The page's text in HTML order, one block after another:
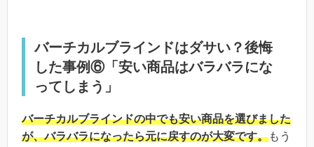
バーチカルブラインドはダサい？後悔
した事例⑥「安い商品はバラバラにな
ってしまう」
バーチカルブラインドの中でも安い商品を選びました
が、バラバラになったら元に戻すのが大変です。もう